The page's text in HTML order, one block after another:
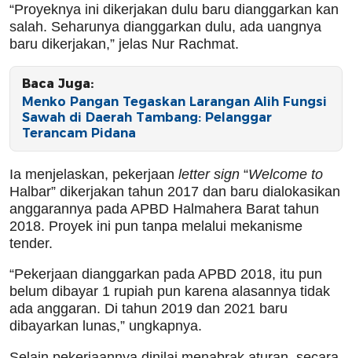
“Proyeknya ini dikerjakan dulu baru dianggarkan kan
salah. Seharunya dianggarkan dulu, ada uangnya
baru dikerjakan,” jelas Nur Rachmat.
Baca Juga:
Menko Pangan Tegaskan Larangan Alih Fungsi
Sawah di Daerah Tambang: Pelanggar
Terancam Pidana
Ia menjelaskan, pekerjaan letter sign “Welcome to
Halbar” dikerjakan tahun 2017 dan baru dialokasikan
anggarannya pada APBD Halmahera Barat tahun
2018. Proyek ini pun tanpa melalui mekanisme
tender.
“Pekerjaan dianggarkan pada APBD 2018, itu pun
belum dibayar 1 rupiah pun karena alasannya tidak
ada anggaran. Di tahun 2019 dan 2021 baru
dibayarkan lunas,” ungkapnya.